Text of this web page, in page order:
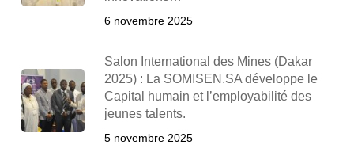
6 novembre 2025
Salon International des Mines (Dakar
2025) : La SOMISEN.SA développe le
Capital humain et l’employabilité des
jeunes talents.
5 novembre 2025